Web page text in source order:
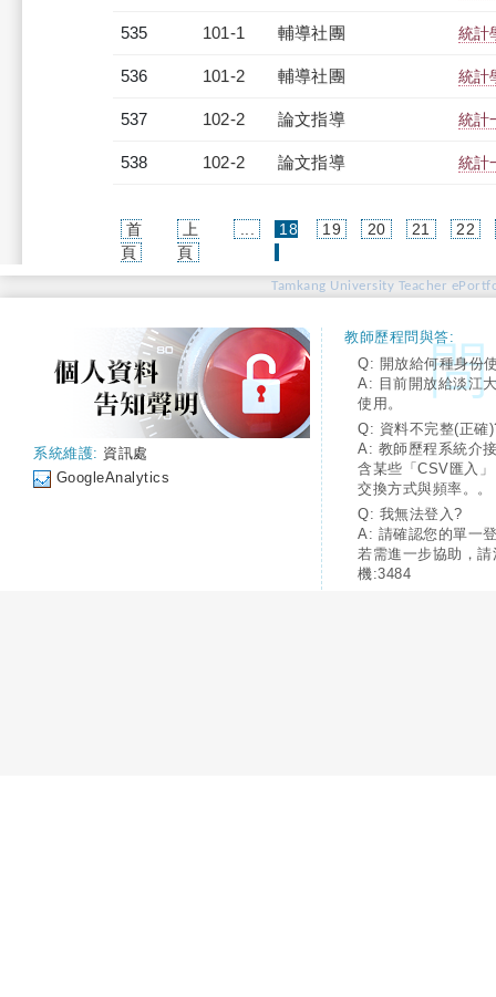
535 101-1 輔導社團 統計
536 101-2 輔導社團 統計
537 102-2 論文指導 統計
538 102-2 論文指導 統計
首
頁
上
頁
18
19 20 21 22
Tamkang University Teacher
系統維護: 資訊處
GoogleAnalytics
教師歷程問與答:
Q: 開放給何種身份
A: 目前開放給淡江
使用。
Q: 資料不完整(正確
A: 教師歷程系統介
含某些「CSV匯入
交換方式與頻率。。
Q: 我無法登入?
A: 請確認您的單一
若需進一步協助，
機:3484